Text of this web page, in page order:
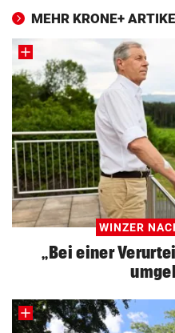
MEHR KRONE+
WINZER
„Bei einer